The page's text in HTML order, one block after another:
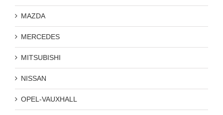
MAZDA
MERCEDES
MITSUBISHI
NISSAN
OPEL-VAUXHALL